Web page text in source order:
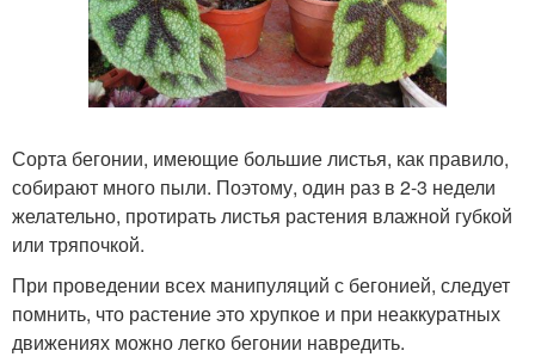
Сорта бегонии, имеющие большие листья, как правило,
собирают много пыли. Поэтому, один раз в 2-3 недели
желательно, протирать листья растения влажной губкой
или тряпочкой.
При проведении всех манипуляций с бегонией, следует
помнить, что растение это хрупкое и при неаккуратных
движениях можно легко бегонии навредить.